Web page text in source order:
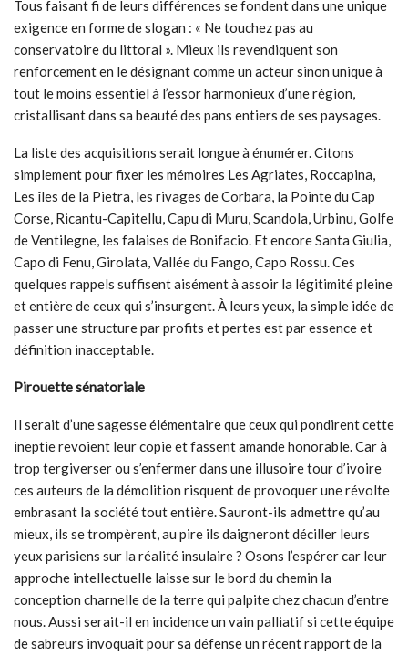
Tous faisant fi de leurs différences se fondent dans une unique
exigence en forme de slogan : « Ne touchez pas au
conservatoire du littoral ». Mieux ils revendiquent son
renforcement en le désignant comme un acteur sinon unique à
tout le moins essentiel à l’essor harmonieux d’une région,
cristallisant dans sa beauté des pans entiers de ses paysages.
La liste des acquisitions serait longue à énumérer. Citons
simplement pour fixer les mémoires Les Agriates, Roccapina,
Les îles de la Pietra, les rivages de Corbara, la Pointe du Cap
Corse, Ricantu-Capitellu, Capu di Muru, Scandola, Urbinu, Golfe
de Ventilegne, les falaises de Bonifacio. Et encore Santa Giulia,
Capo di Fenu, Girolata, Vallée du Fango, Capo Rossu. Ces
quelques rappels suffisent aisément à assoir la légitimité pleine
et entière de ceux qui s’insurgent. À leurs yeux, la simple idée de
passer une structure par profits et pertes est par essence et
définition inacceptable.
Pirouette sénatoriale
Il serait d’une sagesse élémentaire que ceux qui pondirent cette
ineptie revoient leur copie et fassent amande honorable. Car à
trop tergiverser ou s’enfermer dans une illusoire tour d’ivoire
ces auteurs de la démolition risquent de provoquer une révolte
embrasant la société tout entière. Sauront-ils admettre qu’au
mieux, ils se trompèrent, au pire ils daigneront déciller leurs
yeux parisiens sur la réalité insulaire ? Osons l’espérer car leur
approche intellectuelle laisse sur le bord du chemin la
conception charnelle de la terre qui palpite chez chacun d’entre
nous. Aussi serait-il en incidence un vain palliatif si cette équipe
de sabreurs invoquait pour sa défense un récent rapport de la